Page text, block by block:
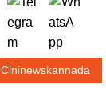
Cininewskannada